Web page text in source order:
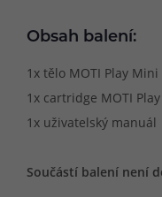
Obsah balení:
1x tělo MOTI Play Mini
1x cartridge MOTI
1x uživatelský manuál
Součástí balení není